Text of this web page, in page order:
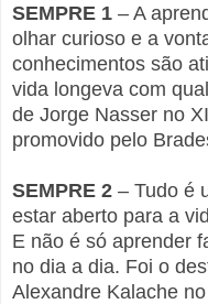
SEMPRE 1 – A
olhar curioso e a
conhecimentos são
vida longeva com
de Jorge Nasser no
promovido pelo
SEMPRE 2 – Tudo é
estar aberto para a
E não é só aprender
no dia a dia. Foi o
Alexandre Kalache